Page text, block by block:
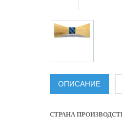
ОПИСАНИЕ
СТРАНА